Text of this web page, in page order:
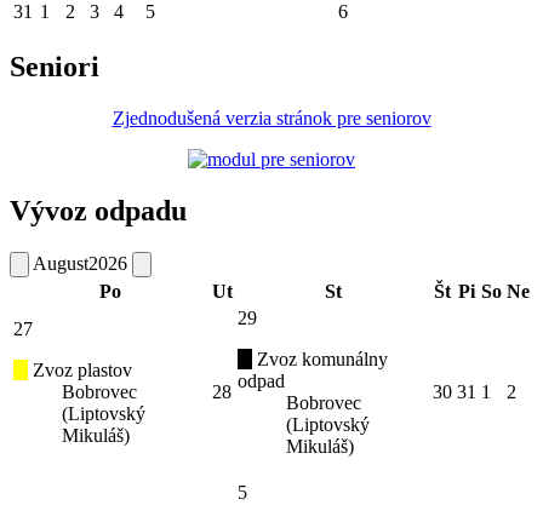
31 1 2 3 4 5 6
Seniori
Zjednodušená verzia stránok pre seniorov
Vývoz odpadu
August2026
Po
Ut St Št Pi So Ne
27
Zvoz plastov
Bobrovec
(Liptovský
Mikuláš)
28
29
Zvoz komunálny
odpad
Bobrovec
(Liptovský
Mikuláš)
30 31 1 2
5